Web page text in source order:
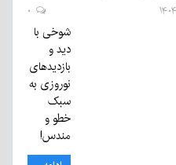
شوخی با
دید و
بازدیدهای
نوروزی به
سبک
خطو و
مندس!